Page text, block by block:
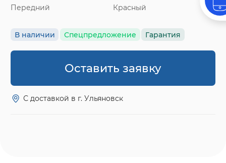
Передний
Красный
В наличии Спецпредложение Гарантия
Оставить заявку
С доставкой в г. Ульяновск